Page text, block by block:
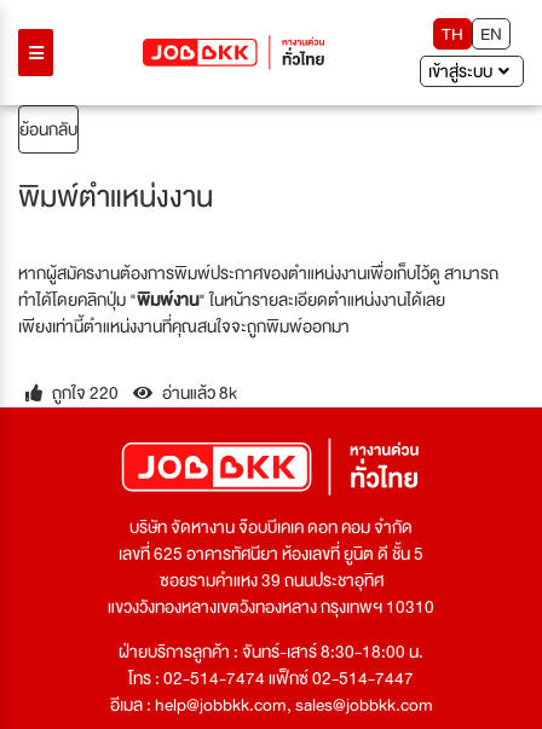
TH
EN
เข้าสู่ระบบ
ย้อนกลับ
พิมพ์ตำแหน่งงาน
หากผู้สมัครงานต้องการพิมพ์ประกาศของตำแหน่งงานเพื่อเก็บไว้ดู สามารถ
ทำได้โดยคลิกปุ่ม "พิมพ์งาน" ในหน้ารายละเอียดตำแหน่งงานได้เลย
เพียงเท่านี้ตำแหน่งงานที่คุณสนใจจะถูกพิมพ์ออกมา
ถูกใจ 220 อ่านแล้ว 8k
บริษัท จัดหางาน จ๊อบบีเคเค ดอท คอม จำกัด
เลขที่ 625 อาคารทัศนียา ห้องเลขที่ ยูนิต ดี ชั้น 5
ซอยรามคำแหง 39 ถนนประชาอุทิศ
แขวงวังทองหลางเขตวังทองหลาง กรุงเทพฯ 10310
ฝ่ายบริการลูกค้า : จันทร์-เสาร์ 8:30-18:00 น.
โทร : 02-514-7474 แฟ็กซ์ 02-514-7447
อีเมล :help@jobbkk.com,sales@jobbkk.com